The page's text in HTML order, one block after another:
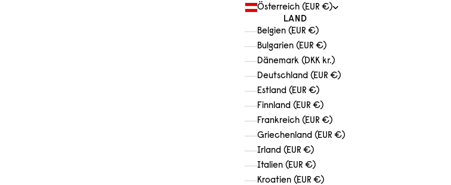
Österreich (EUR €)
LAND
Belgien (EUR €)
Bulgarien (EUR €)
Dänemark (DKK kr.)
Deutschland (EUR €)
Estland (EUR €)
Finnland (EUR €)
Frankreich (EUR €)
Griechenland (EUR €)
Irland (EUR €)
Italien (EUR €)
Kroatien (EUR €)